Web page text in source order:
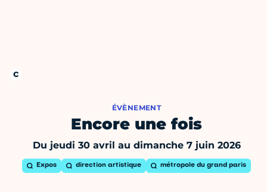
ÉVÈNEMENT
Encore une fois
Du jeudi 30 avril au dimanche 7 juin 2026
Expos direction artistique métropole du grand paris